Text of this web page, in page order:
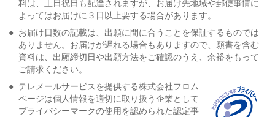
料は、土日祝日も配達されますが、お届け先地域や郵便事情に
よってはお届けに３日以上要する場合があります。
● お届け日数の記載は、出願に間に合うことを保証するものでは
ありません。お届けが遅れる場合もありますので、願書を含む
資料は、出願締切日や出願方法をご確認のうえ、余裕をもって
ご請求ください。
● テレメールサービスを提供する株式会社フロム
ページは個人情報を適切に取り扱う企業として
プライバシーマークの使用を認められた認定事